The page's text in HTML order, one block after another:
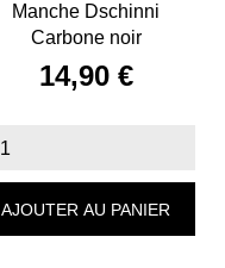
Manche Dschinni
Carbone noir
14,90 €
AJOUTER AU PANIER